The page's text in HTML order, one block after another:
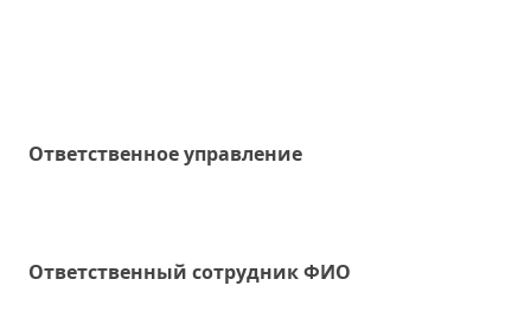
Ответственное управление
Oтветственный сотрудник ФИО